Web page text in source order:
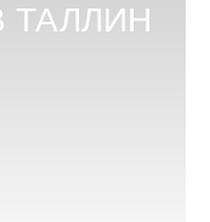
ТАЛЛИН